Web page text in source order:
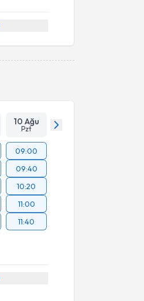
10 Ağu
Pzt
09:00
09:40
10:20
11:00
11:40